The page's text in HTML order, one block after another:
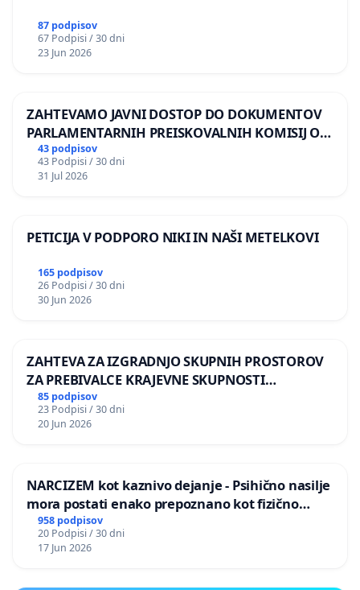
87 podpisov
67 Podpisi / 30 dni
23 Jun 2026
ZAHTEVAMO JAVNI DOSTOP DO DOKUMENTOV
PARLAMENTARNIH PREISKOVALNIH KOMISIJ O
ILEGALNI TRGOVINI Z OROŽJEM
43 podpisov
43 Podpisi / 30 dni
31 Jul 2026
PETICIJA V PODPORO NIKI IN NAŠI METELKOVI
165 podpisov
26 Podpisi / 30 dni
30 Jun 2026
ZAHTEVA ZA IZGRADNJO SKUPNIH PROSTOROV
ZA PREBIVALCE KRAJEVNE SKUPNOSTI
PRESTRANEK
85 podpisov
23 Podpisi / 30 dni
20 Jun 2026
NARCIZEM kot kaznivo dejanje - Psihično nasilje
mora postati enako prepoznano kot fizično
nasilje
958 podpisov
20 Podpisi / 30 dni
17 Jun 2026